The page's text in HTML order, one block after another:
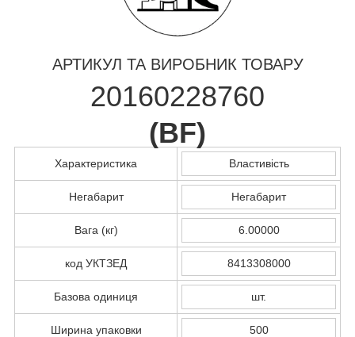
АРТИКУЛ ТА ВИРОБНИК ТОВАРУ
20160228760
(BF)
Характеристика Властивість
Негабарит Негабарит
Вага (кг) 6.00000
код УКТЗЕД 8413308000
Базова одиниця шт.
Ширина упаковки 500